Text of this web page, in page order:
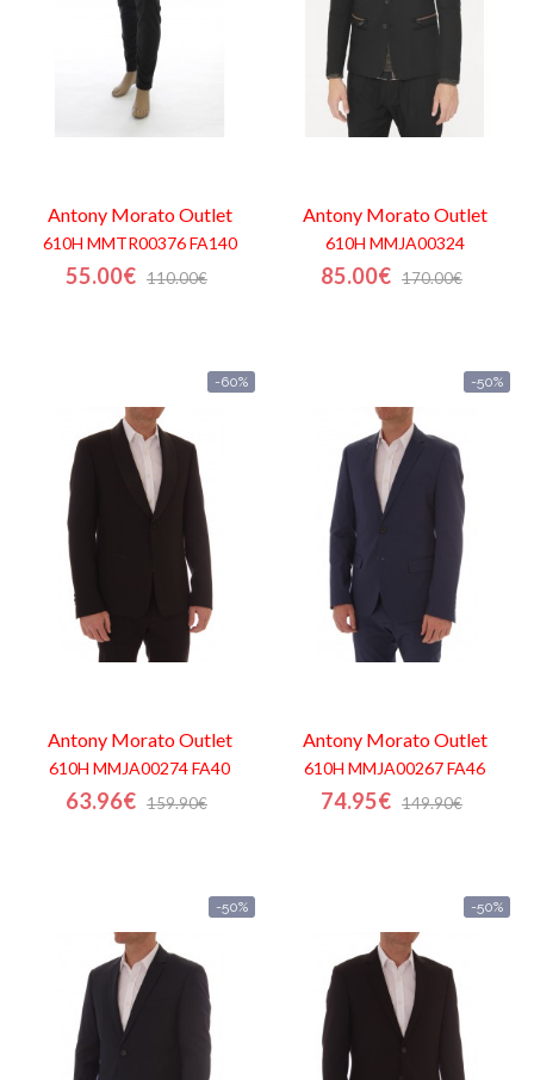
Antony MoratoOutlet
610H MMTR00376 FA140
55.00€ 110.00€
Antony MoratoOutlet
610H MMJA00324
85.00€ 170.00€
-60%
Antony MoratoOutlet
610H MMJA00274 FA40
63.96€ 159.90€
-50%
Antony MoratoOutlet
610H MMJA00267 FA46
74.95€ 149.90€
-50% -50%